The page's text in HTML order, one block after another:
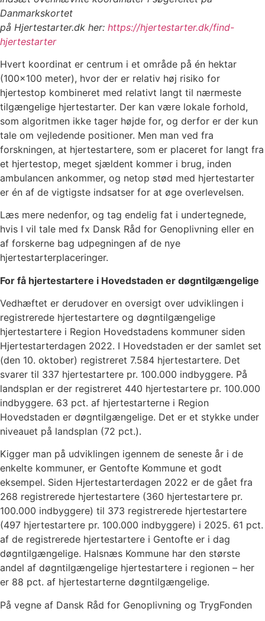
Danmarkskortet
på Hjertestarter.dk her: https://hjertestarter.dk/find-
hjertestarter
Hvert koordinat er centrum i et område på én hektar
(100×100 meter), hvor der er relativ høj risiko for
hjertestop kombineret med relativt langt til nærmeste
tilgængelige hjertestarter. Der kan være lokale forhold,
som algoritmen ikke tager højde for, og derfor er der kun
tale om vejledende positioner. Men man ved fra
forskningen, at hjertestartere, som er placeret for langt fra
et hjertestop, meget sjældent kommer i brug, inden
ambulancen ankommer, og netop stød med hjertestarter
er én af de vigtigste indsatser for at øge overlevelsen.
Læs mere nedenfor, og tag endelig fat i undertegnede,
hvis I vil tale med fx Dansk Råd for Genoplivning eller en
af forskerne bag udpegningen af de nye
hjertestarterplaceringer.
For få hjertestartere i Hovedstaden er døgntilgængelige
Vedhæftet er derudover en oversigt over udviklingen i
registrerede hjertestartere og døgntilgængelige
hjertestartere i Region Hovedstadens kommuner siden
Hjertestarterdagen 2022. I Hovedstaden er der samlet set
(den 10. oktober) registreret 7.584 hjertestartere. Det
svarer til 337 hjertestartere pr. 100.000 indbyggere. På
landsplan er der registreret 440 hjertestartere pr. 100.000
indbyggere. 63 pct. af hjertestarterne i Region
Hovedstaden er døgntilgængelige. Det er et stykke under
niveauet på landsplan (72 pct.).
Kigger man på udviklingen igennem de seneste år i de
enkelte kommuner, er Gentofte Kommune et godt
eksempel. Siden Hjertestarterdagen 2022 er de gået fra
268 registrerede hjertestartere (360 hjertestartere pr.
100.000 indbyggere) til 373 registrerede hjertestartere
(497 hjertestartere pr. 100.000 indbyggere) i 2025. 61 pct.
af de registrerede hjertestartere i Gentofte er i dag
døgntilgængelige. Halsnæs Kommune har den største
andel af døgntilgængelige hjertestartere i regionen – her
er 88 pct. af hjertestarterne døgntilgængelige.
På vegne af Dansk Råd for Genoplivning og TrygFonden